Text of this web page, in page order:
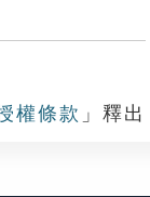
權條款 」釋出